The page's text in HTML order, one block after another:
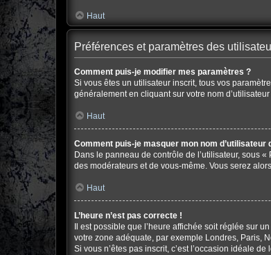
Haut
Préférences et paramètres des
Comment puis-je modifier mes paramètres ?
Si vous êtes un utilisateur inscrit, tous vos
généralement en cliquant sur votre nom
Haut
Comment puis-je masquer mon nom
Dans le panneau de contrôle de l’utilisateur, sous
des modérateurs et de vous-même. Vous serez
Haut
L’heure n’est pas correcte !
Il est possible que l’heure affichée soit réglée sur
votre zone adéquate, par exemple Londres, Paris,
Si vous n’êtes pas inscrit, c’est l’occasion idéale de